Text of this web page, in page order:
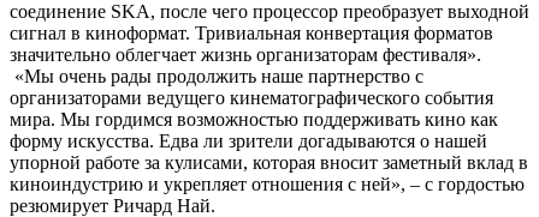
соединение SKA, после чего процессор преобразует выходной
сигнал в киноформат. Тривиальная конвертация форматов
значительно облегчает жизнь организаторам фестиваля».
«Мы очень рады продолжить наше партнерство с
организаторами ведущего кинематографического события
мира. Мы гордимся возможностью поддерживать кино как
форму искусства. Едва ли зрители догадываются о нашей
упорной работе за кулисами, которая вносит заметный вклад в
киноиндустрию и укрепляет отношения с ней», – с гордостью
резюмирует Ричард Най.